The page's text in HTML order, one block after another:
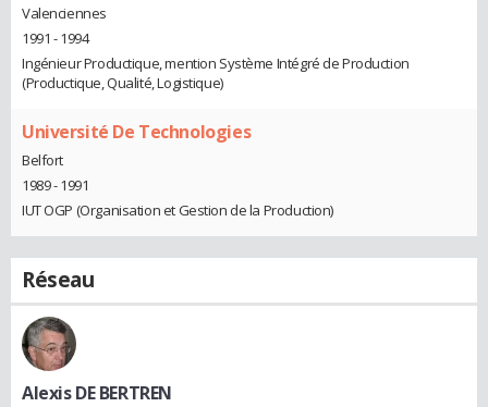
Valenciennes
1991 - 1994
Ingénieur Productique, mention Système Intégré de Production
(Productique, Qualité, Logistique)
Université De Technologies
Belfort
1989 - 1991
IUT OGP (Organisation et Gestion de la Production)
Réseau
Alexis DE BERTREN